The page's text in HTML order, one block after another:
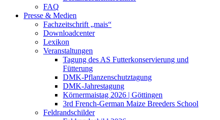
FAQ
Presse & Medien
Fachzeitschrift „mais“
Downloadcenter
Lexikon
Veranstaltungen
Tagung des AS Futterkonservierung und
Fütterung
DMK-Pflanzenschutztagung
DMK-Jahrestagung
Körnermaistag 2026 | Göttingen
3rd French-German Maize Breeders School
Feldrandschilder